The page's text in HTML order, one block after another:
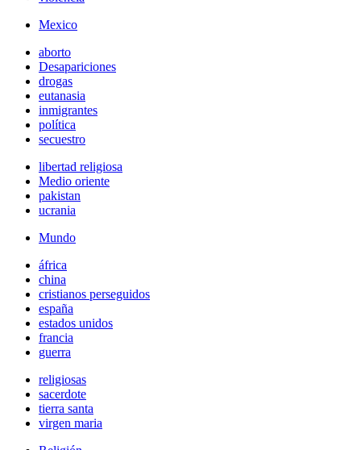
Mexico
aborto
Desapariciones
drogas
eutanasia
inmigrantes
política
secuestro
libertad religiosa
Medio oriente
pakistan
ucrania
Mundo
áfrica
china
cristianos perseguidos
españa
estados unidos
francia
guerra
religiosas
sacerdote
tierra santa
virgen maria